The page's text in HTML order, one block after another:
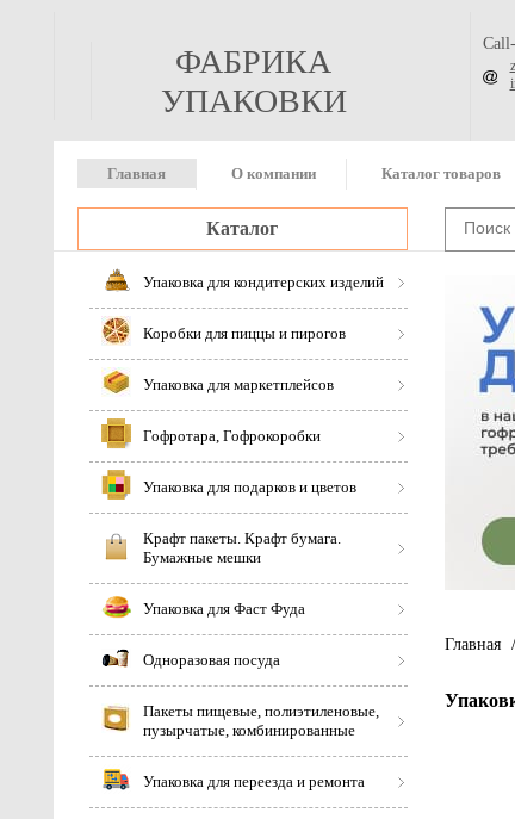
ФАБРИКА
УПАКОВКИ
Главная О компании Каталог товаров
Каталог
Упаковка для кондитерских изделий
Коробки для пиццы и пирогов
Упаковка для маркетплейсов
Гофротара, Гофрокоробки
Упаковка для подарков и цветов
Крафт пакеты. Крафт бумага.
Бумажные мешки
Упаковка для Фаст Фуда
Одноразовая посуда
Пакеты пищевые, полиэтиленовые,
пузырчатые, комбинированные
Упаковка для переезда и ремонта
Главная /